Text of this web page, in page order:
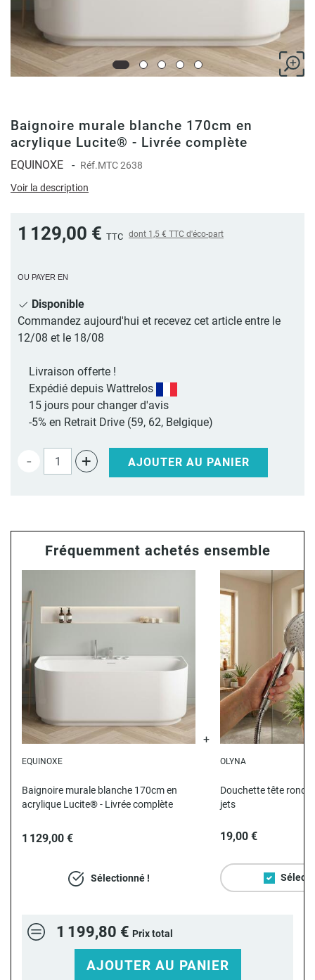
Baignoire murale blanche 170cm en
acrylique Lucite® - Livrée complète
EQUINOXE - Réf.MTC 2638
Voir la description
1 129,00 € TTC dont 1,5 € TTC d'éco-part
OU PAYER EN
Disponible
Commandez aujourd'hui et recevez cet article entre le
12/08 et le 18/08
Livraison offerte !
Expédié depuis Wattrelos
15 jours pour changer d'avis
-5% en Retrait Drive (59, 62, Belgique)
- + AJOUTER AU PANIER
Fréquemment achetés ensemble
EQUINOXE
Baignoire murale blanche 170cm en
acrylique Lucite® - Livrée complète
1 129,00 €
Sélectionné !
OLYNA
Douchette tête ronde
jets
19,00 €
1 199,80 € Prix total
AJOUTER AU PANIER